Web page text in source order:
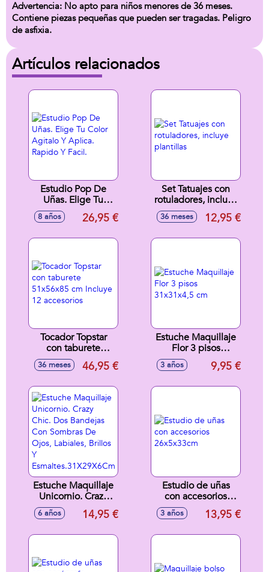
Advertencia: No apto para niños menores de 36 meses.
Contiene piezas pequeñas que pueden ser tragadas. Peligro
de asfixia.
Artículos relacionados
Estudio Pop De
Uñas. Elige Tu
Color Agitalo Y
Aplica. Rapido Y
8 años 26,95 €
Set Tatuajes con
rotuladores, incluye
plantillas
36 meses 12,95 €
Tocador Topstar
con taburete
51x56x85 cm
Incluye 12
36 meses 46,95 €
Estuche Maquillaje
Flor 3 pisos
31x31x4,5 cm
3 años 9,95 €
Estuche Maquillaje
Unicornio. Crazy
Chic. Dos Bandejas
Con Sombras De
6 años 14,95 €
Estudio de uñas
con accesorios
26x5x33cm
3 años 13,95 €